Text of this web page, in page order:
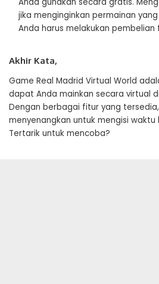
jika menginginkan permainan
Anda harus melakukan
Akhir Kata,
Game Real Madrid Virtual World
dapat Anda mainkan secara virtual
Dengan berbagai fitur yang
menyenangkan untuk mengisi
Tertarik untuk mencoba?